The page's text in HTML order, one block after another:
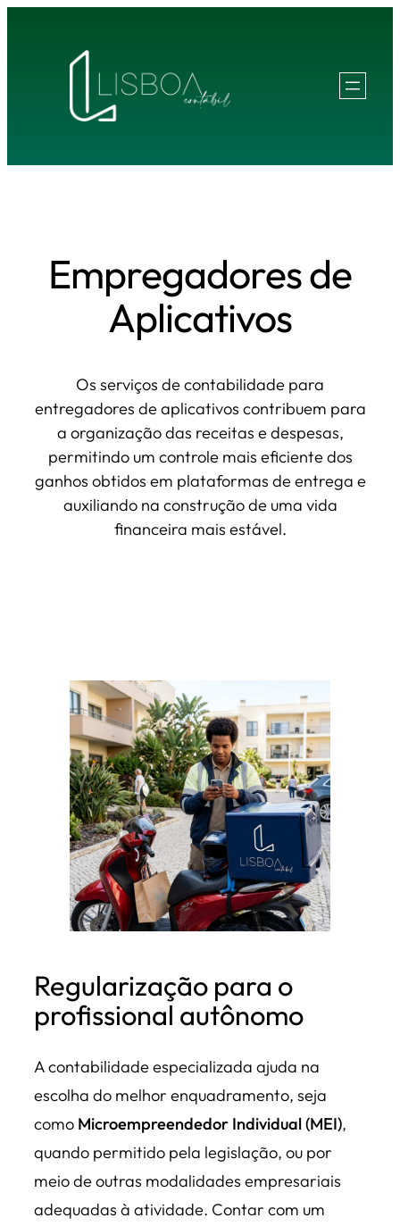
conteúdo
Empregadores de
Aplicativos
Os serviços de contabilidade para
entregadores de aplicativos contribuem para
a organização das receitas e despesas,
permitindo um controle mais eficiente dos
ganhos obtidos em plataformas de entrega e
auxiliando na construção de uma vida
financeira mais estável.
Regularização para o
profissional autônomo
A contabilidade especializada ajuda na
escolha do melhor enquadramento, seja
como Microempreendedor Individual (MEI),
quando permitido pela legislação, ou por
meio de outras modalidades empresariais
adequadas à atividade. Contar com um